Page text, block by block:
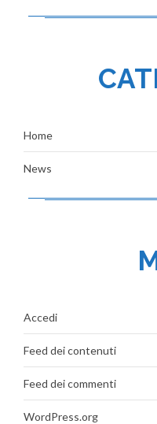
Home
News
Accedi
Feed dei contenuti
Feed dei commenti
WordPress.org